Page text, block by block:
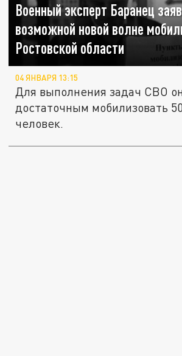
Военный эксперт Баранец
возможной новой волне
Ростовской области
04 ЯНВАРЯ 13:15
Для выполнения задач СВО
достаточным мобилизовать
человек.